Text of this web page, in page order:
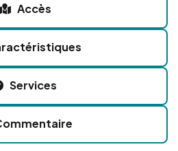
Accès
Services